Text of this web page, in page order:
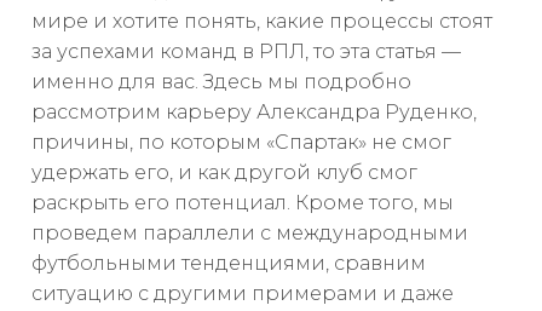
мире и хотите понять, какие процессы стоят
за успехами команд в РПЛ, то эта статья —
именно для вас. Здесь мы подробно
рассмотрим карьеру Александра Руденко,
причины, по которым «Спартак» не смог
удержать его, и как другой клуб смог
раскрыть его потенциал. Кроме того, мы
проведем параллели с международными
футбольными тенденциями, сравним
ситуацию с другими примерами и даже